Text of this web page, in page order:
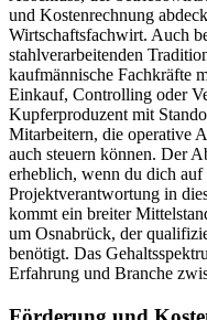
und Kostenrechnung
Wirtschaftsfachwirt. Auch
stahlverarbeitenden
kaufmännische Fachkräfte
Einkauf, Controlling oder
Kupferproduzent mit
Mitarbeitern, die operative
auch steuern können. Der
erheblich, wenn du dich
Projektverantwortung in
kommt ein breiter
um Osnabrück, der
benötigt. Das
Erfahrung und Branche